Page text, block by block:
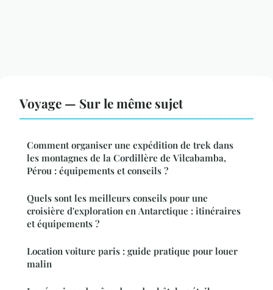
Voyage — Sur le même sujet
Comment organiser une expédition de trek dans
les montagnes de la Cordillère de Vilcabamba,
Pérou : équipements et conseils ?
Quels sont les meilleurs conseils pour une
croisière d'exploration en Antarctique : itinéraires
et équipements ?
Location voiture paris : guide pratique pour louer
malin